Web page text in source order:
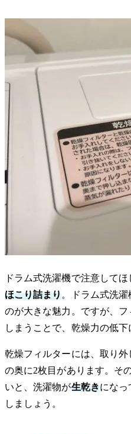
ドラム式洗濯機で注意して
ほこり詰まり。ドラム式洗
のが大きな魅力。ですが、
しまうことで、乾燥力の低下
乾燥フィルターには、取り
の奥に2枚目があります。そ
いと、洗濯物が生乾きになっ
しましょう。